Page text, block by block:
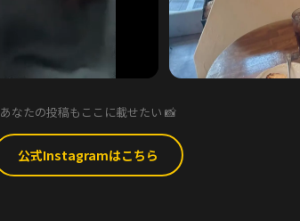
あなたの投稿もここに載せたい 📸
公式Instagramはこちら